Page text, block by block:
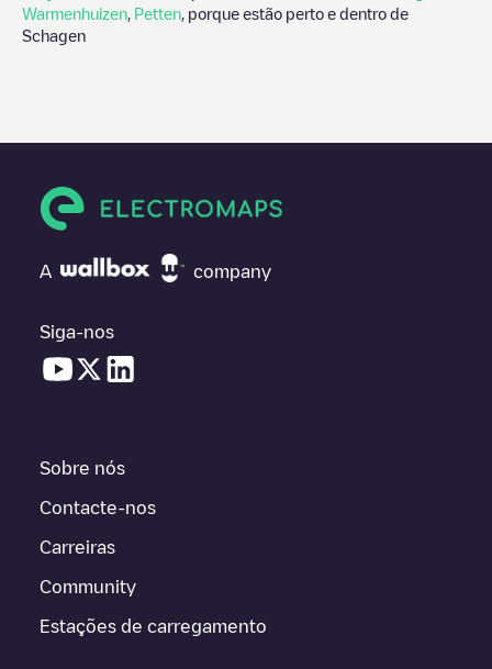
Warmenhuizen Petten , porque estão perto e dentro de
Schagen
A company
Siga-nos
Sobre nós
Contacte-nos
Carreiras
Community
Estações de carregamento